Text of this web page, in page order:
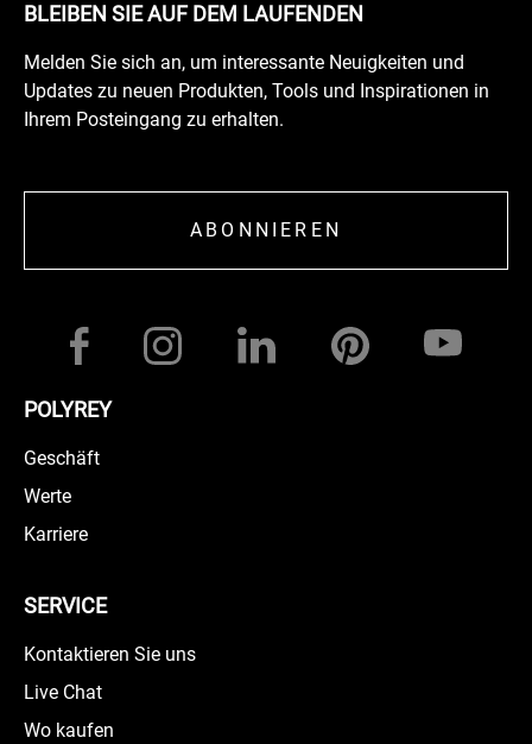
BLEIBEN SIE AUF DEM LAUFENDEN
Melden Sie sich an, um interessante Neuigkeiten und
Updates zu neuen Produkten, Tools und Inspirationen in
Ihrem Posteingang zu erhalten.
ABONNIEREN
POLYREY
Geschäft
Werte
Karriere
SERVICE
Kontaktieren Sie uns
Live Chat
Wo kaufen